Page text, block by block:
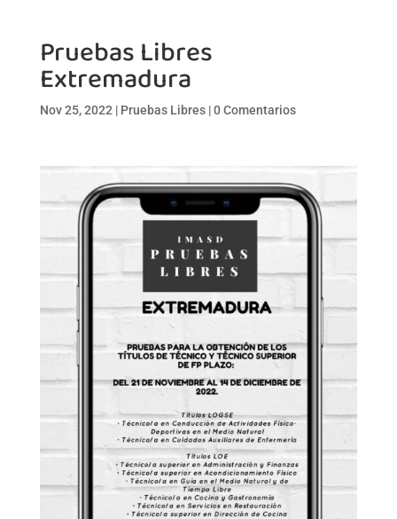
Pruebas Libres
Extremadura
Nov 25, 2022| Pruebas Libres|0 Comentarios